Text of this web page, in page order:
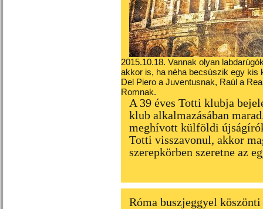
2015.10.18. Vannak olyan
akkor is, ha néha becsúszik egy kis
Del Piero a Juventusnak, Raúl a
Romnak.
A 39 éves Totti klubja
klub alkalmazásában
meghívott külföldi
Totti visszavonul, akkor
szerepkörben szeretne az
Róma buszjeggyel